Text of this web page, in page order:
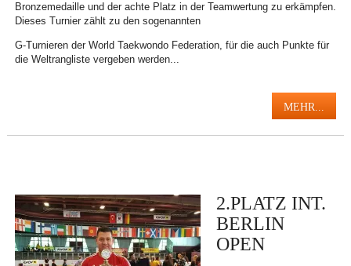
Bronzemedaille und der achte Platz in der Teamwertung zu erkämpfen.
Dieses Turnier zählt zu den sogenannten
G-Turnieren der World Taekwondo Federation, für die auch Punkte für
die Weltrangliste vergeben werden...
MEHR...
2.PLATZ INT.
BERLIN
OPEN